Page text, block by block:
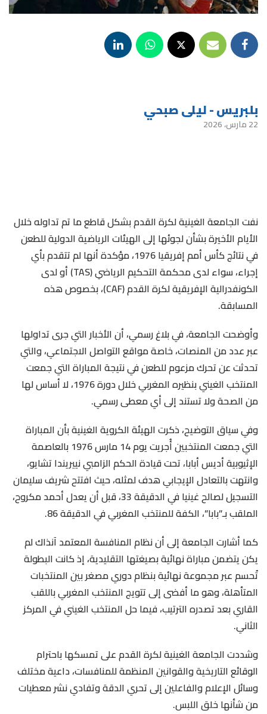
بلبريس - ليلى صبحي
22 مارس، 2026
نفت الجامعة الغينية لكرة القدم بشكل قاطع ما تم تداوله خلال
الأيام الأخيرة بشأن لجوئها إلى الهيئات الرياضية الدولية للطعن
في نتائج كأس أمم إفريقيا 1976، مؤكدة أنها لم تتقدم بأي
إجراء، سواء لدى محكمة التحكيم الرياضي (TAS) أو لدى
الكونفدرالية الإفريقية لكرة القدم (CAF)، بخصوص هذه
المسابقة.
وأوضحت الجامعة، في بلاغ رسمي، أن الأخبار التي جرى تداولها
عبر عدد من المنصات، خاصة مواقع التواصل الاجتماعي، والتي
تحدثت عن تحرك مزعوم للطعن في نتيجة المباراة التي جمعت
المنتخب الغيني بنظيره المغربي خلال دورة 1976، لا أساس لها
من الصحة ولا تستند إلى أي معطى رسمي.
وفي سياق التوضيح، ذكرت الهيئة الكروية الغينية بأن المباراة
التي جمعت المنتخبين أُجريت يوم 14 مارس 1976 بالعاصمة
الإثيوبية أديس أبابا، تحت قيادة الحكم الزامبي نييريندا تشايو،
وانتهت بالتعادل الإيجابي هدف لمثله، حيث افتتح شريف سليمان
التسجيل لصالح غينيا في الدقيقة 33، قبل أن يعدل أحمد مكروح،
الملقب بـ”بابا”، الكفة للمنتخب المغربي في الدقيقة 86.
كما أشارت الجامعة إلى أن نظام المنافسة المعتمد آنذاك لم
يكن يتضمن مباراة نهائية بصيغتها التقليدية، إذ كانت البطولة
تُحسم عبر مجموعة نهائية بنظام دوري مصغر بين المنتخبات
المتأهلة، وهو ما أفضى إلى تتويج المنتخب المغربي باللقب
القاري بعد تصدره الترتيب، فيما حل المنتخب الغيني في المركز
الثاني.
وشددت الجامعة الغينية لكرة القدم على تمسكها باحترام
الوقائع التاريخية والقوانين المنظمة للمنافسات، داعية مختلف
وسائل الإعلام والفاعلين إلى تحري الدقة وتفادي نشر معطيات
من شأنها خلق اللبس.